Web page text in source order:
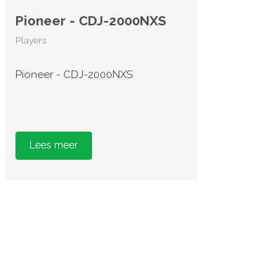
Pioneer - CDJ-2000NXS
Players
Pioneer - CDJ-2000NXS
Lees meer